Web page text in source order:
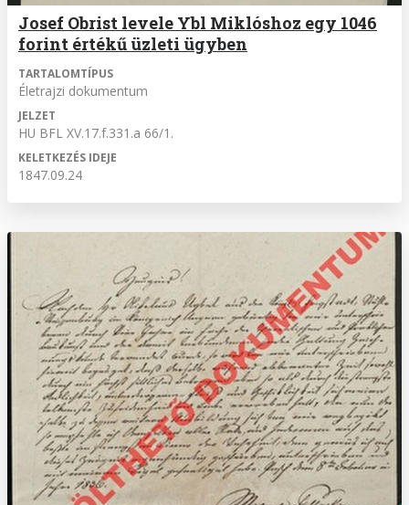
Josef Obrist levele Ybl Miklóshoz egy 1046
forint értékű üzleti ügyben
TARTALOMTÍPUS
Életrajzi dokumentum
JELZET
HU BFL XV.17.f.331.a 66/1.
KELETKEZÉS IDEJE
1847.09.24